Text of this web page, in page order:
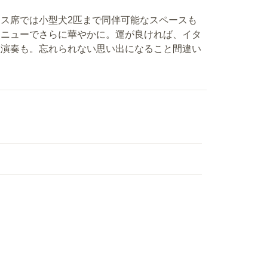
席では小型犬2匹まで同伴可能なスペースも
ューでさらに華やかに。運が良ければ、イタ
奏も。忘れられない思い出になること間違い